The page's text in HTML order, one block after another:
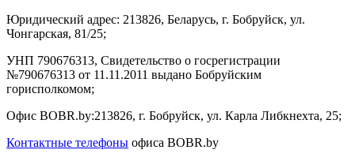
Юридический адрес: 213826, Беларусь, г. Бобруйск, ул.
Чонгарская, 81/25;
УНП 790676313, Свидетельство о госрегистрации
№790676313 от 11.11.2011 выдано Бобруйским
горисполкомом;
Офис BOBR.by:213826, г. Бобруйск, ул. Карла Либкнехта, 25;
Контактные телефоны офиса BOBR.by